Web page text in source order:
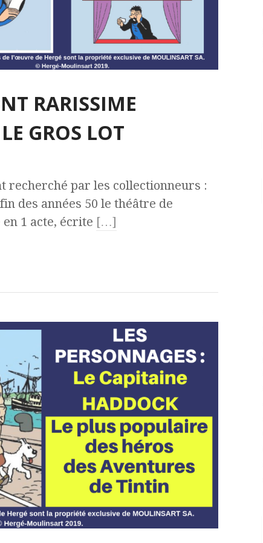
RARISSIME
GROS LOT
recherché par les collectionneurs :
des années 50 le théâtre de
1 acte, écrite […]